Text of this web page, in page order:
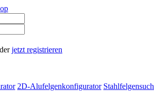
jetzt registrieren
2D-Alufelgenkonfigurator